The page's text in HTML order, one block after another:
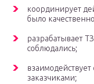
координирует
было
разрабатывает
соблюдались;
заказчиками;